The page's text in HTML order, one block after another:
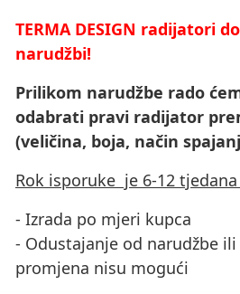
TERMA DESIGN radijatori
narudžbi!
Prilikom narudžbe rado
odabrati pravi radijator
(veličina, boja, način
Rok isporuke je 6-12
- Izrada po mjeri kupca
- Odustajanje od narudžbe
promjena nisu mogući